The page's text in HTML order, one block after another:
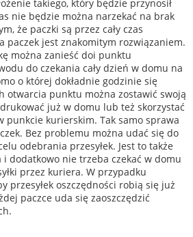
takiego, który będzie przynosił
nie będzie można narzekać na brak
że paczki są przez cały czas
paczek jest znakomitym rozwiązaniem.
można zanieść doi punktu
do czekania cały dzień w domu na
o której dokładnie godzinie się
otwarcia punktu można zostawić swoją
już w domu lub też skorzystać
punkcie kurierskim. Tak samo sprawa
Bez problemu można udać się do
odebrania przesyłek. Jest to także
dodatkowo nie trzeba czekać w domu
przez kuriera. W przypadku
przesyłek oszczędności robią się już
paczce uda się zaoszczędzić